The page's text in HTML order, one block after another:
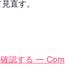
直す。
認する —